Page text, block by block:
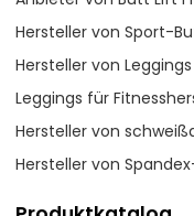
Hersteller von Sport-
Hersteller von
Leggings für
Hersteller von
Hersteller von